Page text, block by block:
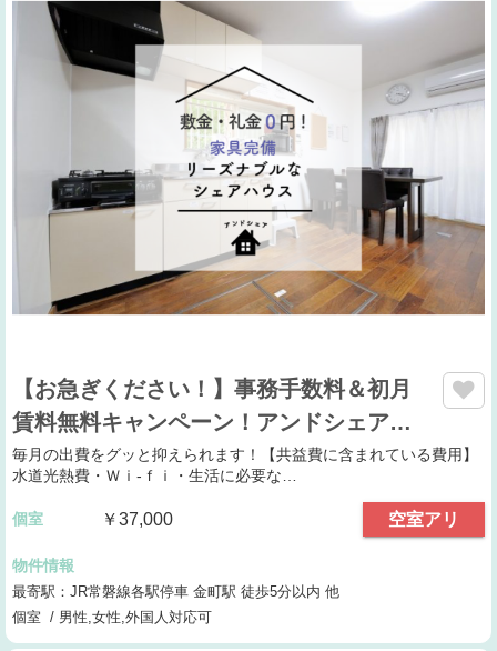
【お急ぎください！】事務手数料＆初月
賃料無料キャンペーン！アンドシェア…
毎月の出費をグッと抑えられます！【共益費に含まれている費用】
水道光熱費・Ｗｉ-ｆｉ・生活に必要な…
個室 ￥37,000 空室アリ
物件情報
最寄駅：JR常磐線各駅停車 金町駅 徒歩5分以内 他
個室 / 男性,女性,外国人対応可